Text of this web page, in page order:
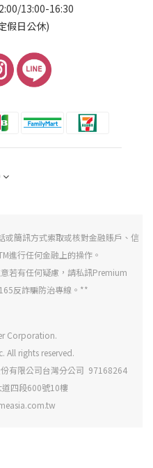
13:00-16:30
假日公休)
簡訊方式索取或核對金融賬戶、信
進行任何金融上的操作。
若有任何疑慮，請私訊Premium
反詐騙防治專線。**
Corporation.
All rights reserved.
有限公司台灣分公司 97168264
四段600號10樓